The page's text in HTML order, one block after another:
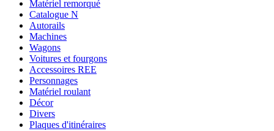
Matériel remorqué
Catalogue N
Autorails
Machines
Wagons
Voitures et fourgons
Accessoires REE
Personnages
Matériel roulant
Décor
Divers
Plaques d'itinéraires